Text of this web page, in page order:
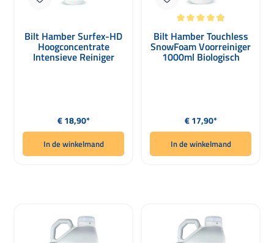
Bilt Hamber Surfex-HD
Hoogconcentrate
Intensieve Reiniger
Normale prijs:
€ 18,90*
In de winkelmand
Gemiddelde waardering van 4.9
Bilt Hamber Touchless
SnowFoam Voorreiniger
1000ml Biologisch
Afbreekbaar
Normale prijs:
€ 17,90*
In de winkelmand